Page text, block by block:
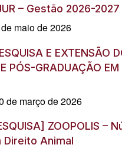
– Gestão 2026-2027
maio de 2026
E EXTENSÃO
PÓS-GRADUAÇÃO EM
de março de 2026
ZOOPOLIS –
Direito Animal